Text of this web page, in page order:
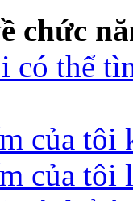
chức
có thể
của tôi
của tôi